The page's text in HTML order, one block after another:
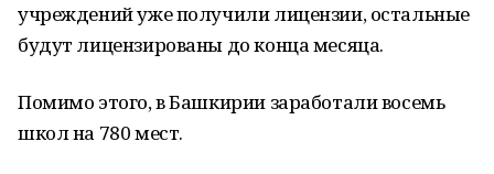
учреждений уже получили лицензии, остальные
будут лицензированы до конца месяца.
Помимо этого, в Башкирии заработали восемь
школ на 780 мест.